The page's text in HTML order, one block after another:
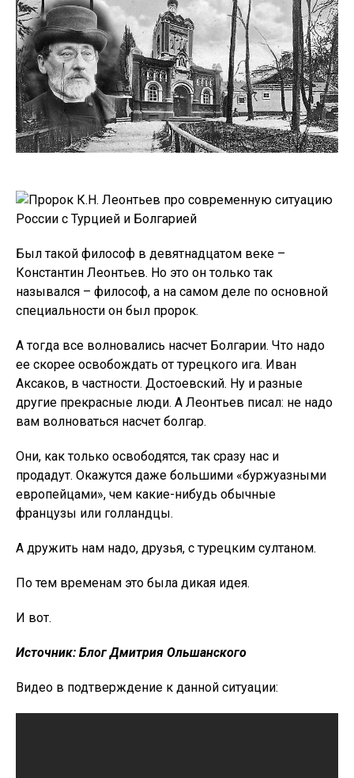
Был такой философ в девятнадцатом веке –
Константин Леонтьев. Но это он только так
назывался – философ, а на самом деле по основной
специальности он был пророк.
А тогда все волновались насчет Болгарии. Что надо
ее скорее освобождать от турецкого ига. Иван
Аксаков, в частности. Достоевский. Ну и разные
другие прекрасные люди. А Леонтьев писал: не надо
вам волноваться насчет болгар.
Они, как только освободятся, так сразу нас и
продадут. Окажутся даже большими «буржуазными
европейцами», чем какие-нибудь обычные
французы или голландцы.
А дружить нам надо, друзья, с турецким султаном.
По тем временам это была дикая идея.
И вот.
Источник: Блог Дмитрия Ольшанского
Видео в подтверждение к данной ситуации: